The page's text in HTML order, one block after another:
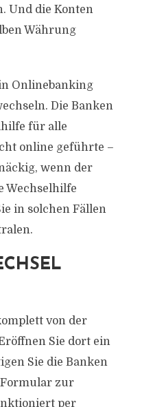
Und die Konten
Währung
Onlinebanking
Die Banken
für alle
online geführte –
wenn der
Wechselhilfe
in solchen Fällen
von der
Sie dort ein
Sie die Banken
zur
per